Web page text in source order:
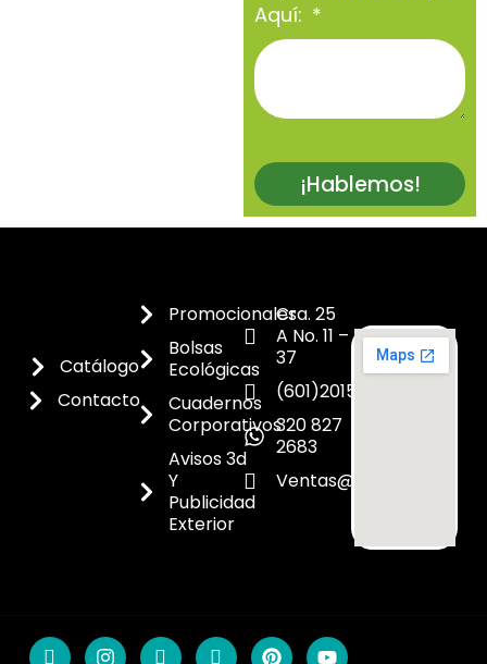
Aquí:
¡Hablemos!
Catálogo
Contacto
Promocionales
Bolsas
Ecológicas
Cuadernos
Corporativos
Avisos 3d
Y
Publicidad
Exterior
Cra. 25
A No. 11 –
37
(601)2015300
320 827
2683
Ventas@dicoes.co